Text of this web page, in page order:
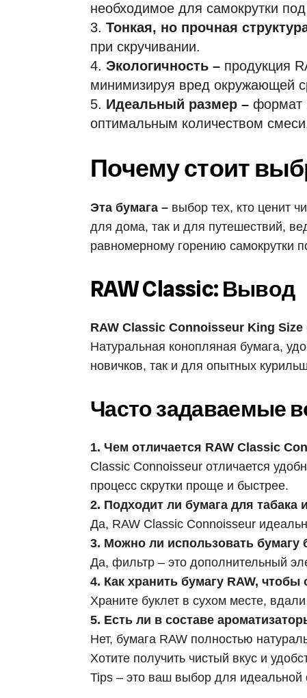
необходимое для самокрутки под
Тонкая, но прочная
при скручивании.
Экологичность – продукция
минимизируя вред окружающей
Идеальный размер – формат
оптимальным количеством
Почему стоит
Эта бумага – выбор тех, кто ценит
для дома, так и для путешествий,
равномерному горению самокрутки
RAW Classic: Вывод
RAW Classic Connoisseur King Size
Натуральная конопляная бумага,
новичков, так и для опытных
Часто задаваемые
1. Чем отличается RAW Classic
Classic Connoisseur отличается
процесс скрутки проще и быстрее.
2. Подходит ли бумага для табака
Да, RAW Classic Connoisseur
3. Можно ли использовать бумагу
Да, фильтр – это дополнительный
4. Как хранить бумагу RAW, чтобы
Храните буклет в сухом месте,
5. Есть ли в составе
Нет, бумага RAW полностью
Хотите получить чистый вкус и
Tips – это ваш выбор для идеальной